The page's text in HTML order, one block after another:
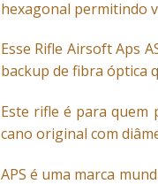
hexagonal permitindo
Esse Rifle Airsoft Aps
backup de fibra óptica
Este rifle é para quem
cano original com
APS é uma marca